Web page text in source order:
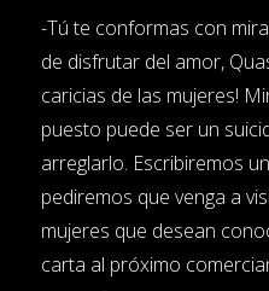
-Tú te conformas con
de disfrutar del amor,
caricias de las mujeres!
puesto puede ser un
arreglarlo. Escribiremos
pediremos que venga a
mujeres que desean
carta al próximo